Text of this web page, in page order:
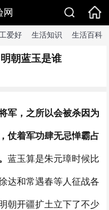
网
爱好 生活知识 生活百科
朝蓝玉是谁
军，之所以会被杀因为
仗着军功肆无忌惮霸占
蓝玉算是朱元璋时候比
达和常遇春等人征战各
朝开疆扩土立下了不少